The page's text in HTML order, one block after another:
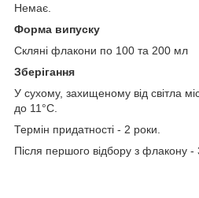
Немає.
Форма випуску
Скляні флакони по 100 та 200 мл
Зберігання
У сухому, захищеному від світла
до 11°С.
Термін придатності - 2 роки.
Після першого відбору з флакону -